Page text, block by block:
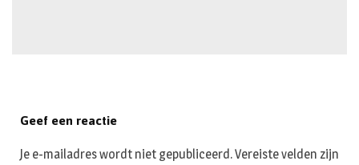
Geef een reactie
Je e-mailadres wordt niet gepubliceerd.Vereiste velden zijn